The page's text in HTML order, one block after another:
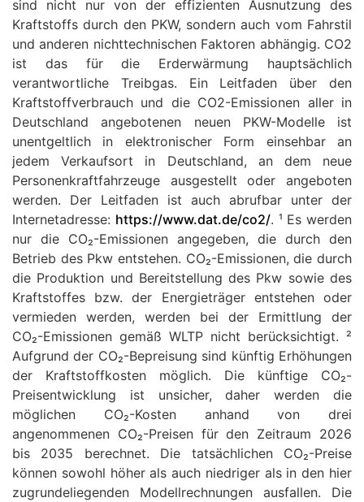
sind nicht nur von der effizienten Ausnutzung des
Kraftstoffs durch den PKW, sondern auch vom Fahrstil
und anderen nichttechnischen Faktoren abhängig. CO2
ist das für die Erderwärmung hauptsächlich
verantwortliche Treibgas. Ein Leitfaden über den
Kraftstoffverbrauch und die CO2-Emissionen aller in
Deutschland angebotenen neuen PKW-Modelle ist
unentgeltlich in elektronischer Form einsehbar an
jedem Verkaufsort in Deutschland, an dem neue
Personenkraftfahrzeuge ausgestellt oder angeboten
werden. Der Leitfaden ist auch abrufbar unter der
Internetadresse: https://www.dat.de/co2/. ¹ Es werden
nur die CO₂-Emissionen angegeben, die durch den
Betrieb des Pkw entstehen. CO₂-Emissionen, die durch
die Produktion und Bereitstellung des Pkw sowie des
Kraftstoffes bzw. der Energieträger entstehen oder
vermieden werden, werden bei der Ermittlung der
CO₂-Emissionen gemäß WLTP nicht berücksichtigt. ²
Aufgrund der CO₂-Bepreisung sind künftig Erhöhungen
der Kraftstoffkosten möglich. Die künftige CO₂-
Preisentwicklung ist unsicher, daher werden die
möglichen CO₂-Kosten anhand von drei
angenommenen CO₂-Preisen für den Zeitraum 2026
bis 2035 berechnet. Die tatsächlichen CO₂-Preise
können sowohl höher als auch niedriger als in den hier
zugrundeliegenden Modellrechnungen ausfallen. Die